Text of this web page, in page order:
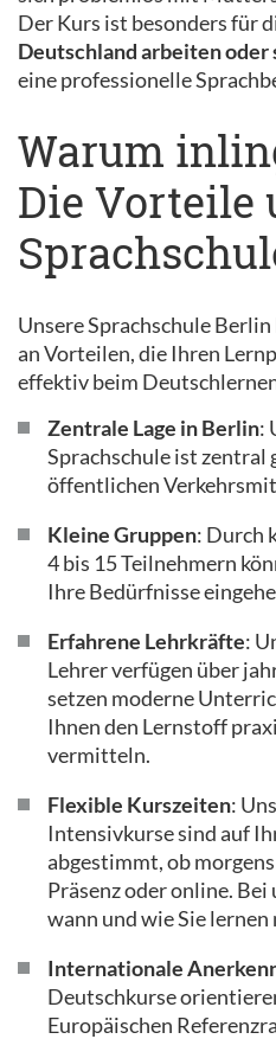
Der Kurs ist besonders für
Deutschland arbeiten
eine professionelle
Warum
Die Vorteile
Unsere Sprachschule
an Vorteilen, die Ihren
effektiv beim
Zentrale Lage in Berlin:
Sprachschule ist zentral
öffentlichen
Kleine Gruppen: Durch
4 bis 15 Teilnehmern
Ihre Bedürfnisse
Erfahrene Lehrkräfte:
Lehrer verfügen über
setzen moderne
Ihnen den Lernstoff
vermitteln.
Flexible Kurszeiten:
Intensivkurse sind auf
abgestimmt, ob
Präsenz oder online. Bei
wann und wie Sie lernen
Internationale
Deutschkurse
Europäischen